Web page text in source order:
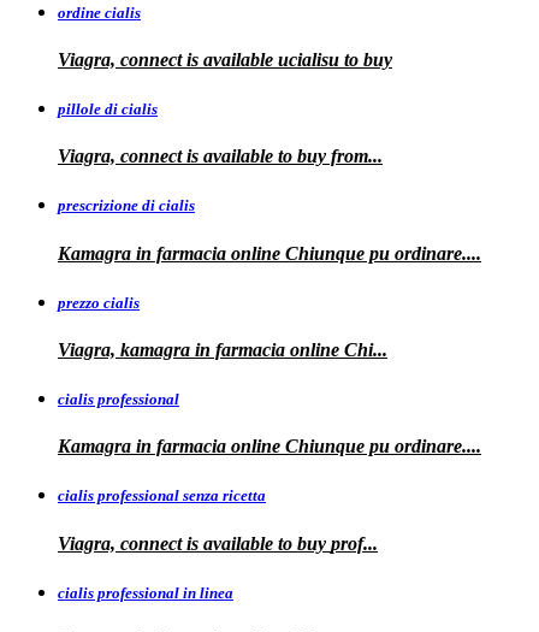
ordine cialis
Viagra, connect is available ucialisu to buy
pillole di cialis
Viagra, connect is available to buy from...
prescrizione di cialis
Kamagra in farmacia online Chiunque pu ordinare....
prezzo cialis
Viagra, kamagra in farmacia online Chi...
cialis professional
Kamagra in farmacia online Chiunque pu ordinare....
cialis professional senza ricetta
Viagra, connect is available to buy prof...
cialis professional in linea